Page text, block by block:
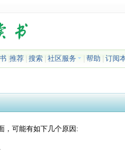
| 推荐| 搜索| 社区服务 帮助 订阅
，可能有如下几个原因: